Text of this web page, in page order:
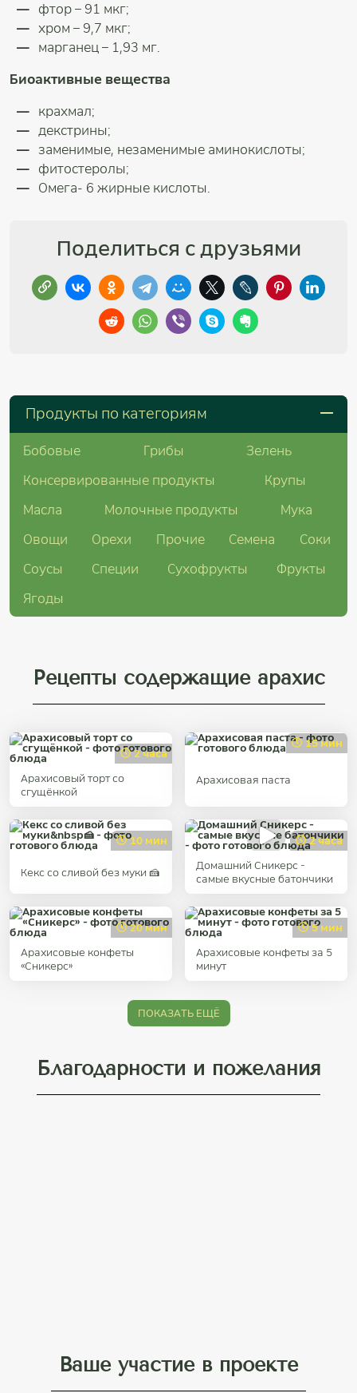
фтор – 91 мкг;
хром – 9,7 мкг;
марганец – 1,93 мг.
Биоактивные вещества
крахмал;
декстрины;
заменимые, незаменимые аминокислоты;
фитостеролы;
Омега- 6 жирные кислоты.
Поделиться с друзьями
Продукты по категориям
Бобовые Грибы
Зелень
Консервированные продукты
Крупы
Масла
Молочные продукты
Мука
Овощи
Орехи Прочие Семена
Соки
Соусы
Специи Сухофрукты
Фрукты
Ягоды
Рецепты содержащие арахис
2 часа
Арахисовый торт со
сгущёнкой
15 мин
Арахисовая паста
10 мин
Кекс со сливой без муки 🍰
2 часа
Домашний Сникерс -
самые вкусные батончики
20 мин
Арахисовые конфеты
«Сникерс»
5 мин
Арахисовые конфеты за 5
минут
ПОКАЗАТЬ ЕЩЁ
Благодарности и пожелания
Ваше участие в проекте